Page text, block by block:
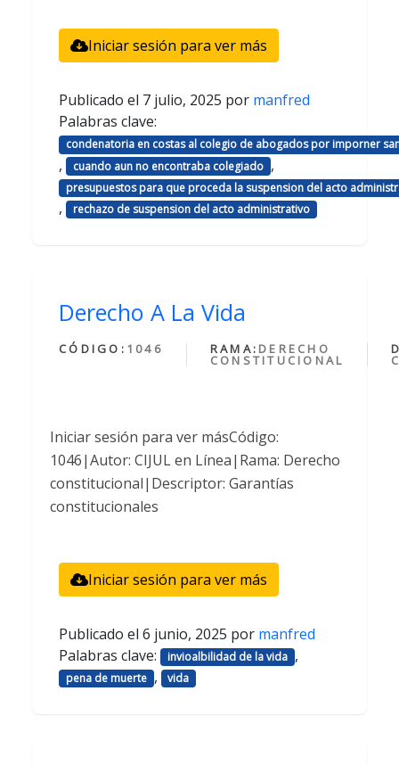
Iniciar sesión para ver más
Publicado el 7 julio, 2025 por manfred
Palabras clave:
condenatoria en costas al colegio de abogados por imporner
, cuando aun no encontraba colegiado ,
presupuestos para que proceda la suspension del acto
, rechazo de suspension del acto administrativo
Derecho A La Vida
CÓDIGO: 1046 RAMA: DERECHO
CONSTITUCIONAL
Iniciar sesión para ver másCódigo:
1046|Autor: CIJUL en Línea|Rama: Derecho
constitucional|Descriptor: Garantías
constitucionales
Iniciar sesión para ver más
Publicado el 6 junio, 2025 por manfred
Palabras clave:
invioalbilidad de la vida ,
pena de muerte , vida